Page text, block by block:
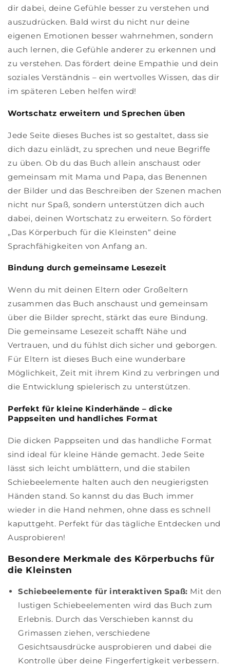
dir dabei, deine Gefühle besser zu verstehen und
auszudrücken. Bald wirst du nicht nur deine
eigenen Emotionen besser wahrnehmen, sondern
auch lernen, die Gefühle anderer zu erkennen und
zu verstehen. Das fördert deine Empathie und dein
soziales Verständnis – ein wertvolles Wissen, das dir
im späteren Leben helfen wird!
Wortschatz erweitern und Sprechen üben
Jede Seite dieses Buches ist so gestaltet, dass sie
dich dazu einlädt, zu sprechen und neue Begriffe
zu üben. Ob du das Buch allein anschaust oder
gemeinsam mit Mama und Papa, das Benennen
der Bilder und das Beschreiben der Szenen machen
nicht nur Spaß, sondern unterstützen dich auch
dabei, deinen Wortschatz zu erweitern. So fördert
„Das Körperbuch für die Kleinsten“ deine
Sprachfähigkeiten von Anfang an.
Bindung durch gemeinsame Lesezeit
Wenn du mit deinen Eltern oder Großeltern
zusammen das Buch anschaust und gemeinsam
über die Bilder sprecht, stärkt das eure Bindung.
Die gemeinsame Lesezeit schafft Nähe und
Vertrauen, und du fühlst dich sicher und geborgen.
Für Eltern ist dieses Buch eine wunderbare
Möglichkeit, Zeit mit ihrem Kind zu verbringen und
die Entwicklung spielerisch zu unterstützen.
Perfekt für kleine Kinderhände – dicke
Pappseiten und handliches Format
Die dicken Pappseiten und das handliche Format
sind ideal für kleine Hände gemacht. Jede Seite
lässt sich leicht umblättern, und die stabilen
Schiebeelemente halten auch den neugierigsten
Händen stand. So kannst du das Buch immer
wieder in die Hand nehmen, ohne dass es schnell
kaputtgeht. Perfekt für das tägliche Entdecken und
Ausprobieren!
Besondere Merkmale des Körperbuchs für
die Kleinsten
Schiebeelemente für interaktiven Spaß: Mit den
lustigen Schiebeelementen wird das Buch zum
Erlebnis. Durch das Verschieben kannst du
Grimassen ziehen, verschiedene
Gesichtsausdrücke ausprobieren und dabei die
Kontrolle über deine Fingerfertigkeit verbessern.